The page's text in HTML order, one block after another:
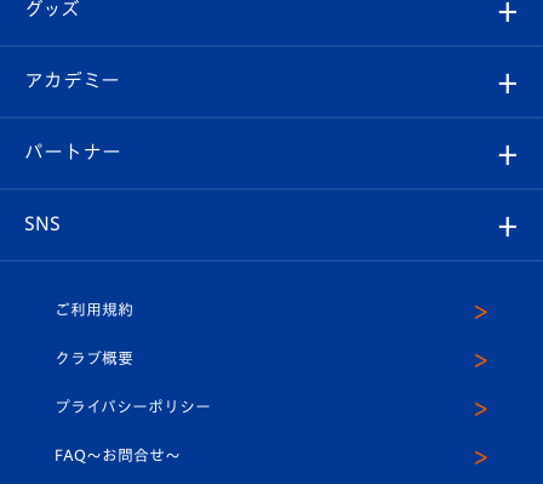
チケット
イベント
メディア
ホームタウン
スタッフプロフィール
マスコット紹介
平和祈念活動
Revive Team
ヴィヴィくんの長崎おもてなしガイド
フォトギャラリー
スタジアムグルメ
V-LOVERS（ファンクラブ）
プレイヤーズスイート
グッズ
オンラインショップ
店舗情報
アカデミー
育成からのお知らせ
U-18
スクール
パートナー
SNS
ヴィヴィくんインスタグラム
公式LINE＠
ご利用規約
クラブ概要
プライバシーポリシー
FAQ〜お問合せ〜